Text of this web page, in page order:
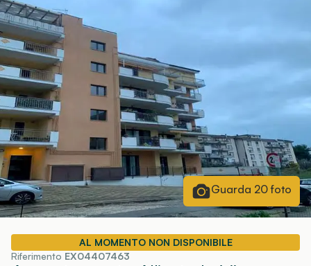
Guarda 20foto
AL MOMENTO NON DISPONIBILE
Riferimento EX04407463